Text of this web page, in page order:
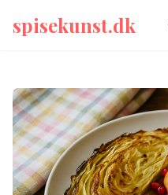
spisekunst.dk